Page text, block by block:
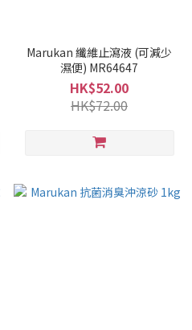
Marukan 纖維止瀉液 (可減少
濕便) MR64647
HK$52.00
HK$72.00